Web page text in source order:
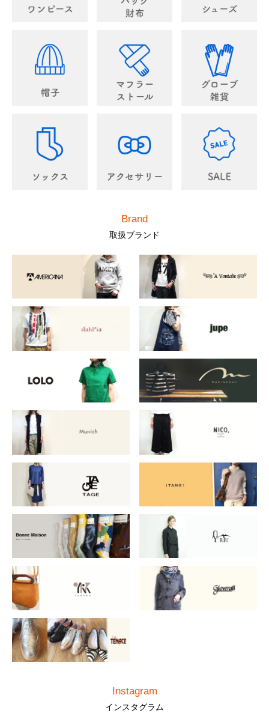
Brand
取扱ブランド
Instagram
インスタグラム